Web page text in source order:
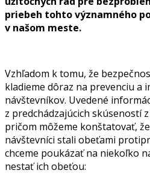
priebeh tohto významného
v našom meste.
Vzhľadom k tomu, že
kladieme dôraz na prevenciu a
návštevníkov. Uvedené
z predchádzajúcich skúseností
pričom môžeme konštatovať,
návštevníci stali obeťami
chceme poukázať na niekoľko
nestať ich obeťou: